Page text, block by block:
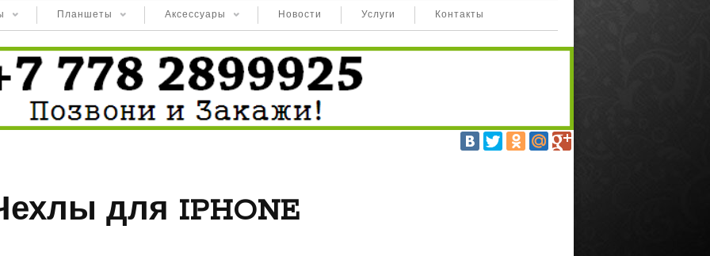
Планшеты Аксессуары Новости Услуги Контакты
для IPHONE